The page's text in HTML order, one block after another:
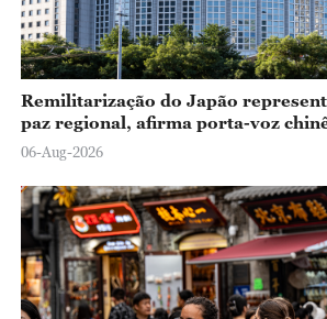
Remilitarização do Japão
paz regional, afirma porta-voz
06-Aug-2026